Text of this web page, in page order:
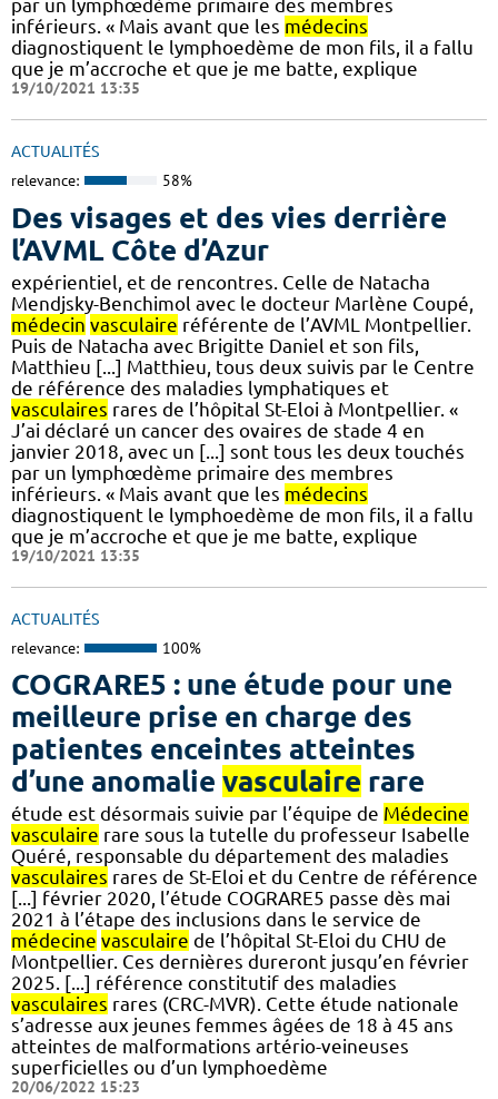
par un lymphœdème primaire des membres
inférieurs. « Mais avant que les médecins
diagnostiquent le lymphoedème de mon fils, il a fallu
que je m’accroche et que je me batte, explique
19/10/2021 13:35
ACTUALITÉS
relevance: 58%
Des visages et des vies derrière
l’AVML Côte d’Azur
expérientiel, et de rencontres. Celle de Natacha
Mendjsky-Benchimol avec le docteur Marlène Coupé,
médecin vasculaire référente de l’AVML Montpellier.
Puis de Natacha avec Brigitte Daniel et son fils,
Matthieu [...] Matthieu, tous deux suivis par le Centre
de référence des maladies lymphatiques et
vasculaires rares de l’hôpital St-Eloi à Montpellier. «
J’ai déclaré un cancer des ovaires de stade 4 en
janvier 2018, avec un [...] sont tous les deux touchés
par un lymphœdème primaire des membres
inférieurs. « Mais avant que les médecins
diagnostiquent le lymphoedème de mon fils, il a fallu
que je m’accroche et que je me batte, explique
19/10/2021 13:35
ACTUALITÉS
relevance: 100%
COGRARE5 : une étude pour une
meilleure prise en charge des
patientes enceintes atteintes
d’une anomalie vasculaire rare
étude est désormais suivie par l’équipe de Médecine
vasculaire rare sous la tutelle du professeur Isabelle
Quéré, responsable du département des maladies
vasculaires rares de St-Eloi et du Centre de référence
[...] février 2020, l’étude COGRARE5 passe dès mai
2021 à l’étape des inclusions dans le service de
médecine vasculaire de l’hôpital St-Eloi du CHU de
Montpellier. Ces dernières dureront jusqu’en février
2025. [...] référence constitutif des maladies
vasculaires rares (CRC-MVR). Cette étude nationale
s’adresse aux jeunes femmes âgées de 18 à 45 ans
atteintes de malformations artério-veineuses
superficielles ou d’un lymphoedème
20/06/2022 15:23